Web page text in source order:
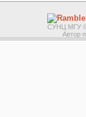
СУНЦ МГУ ©
Автор